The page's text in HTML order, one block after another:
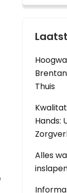
Thuis
Hands:
Alles